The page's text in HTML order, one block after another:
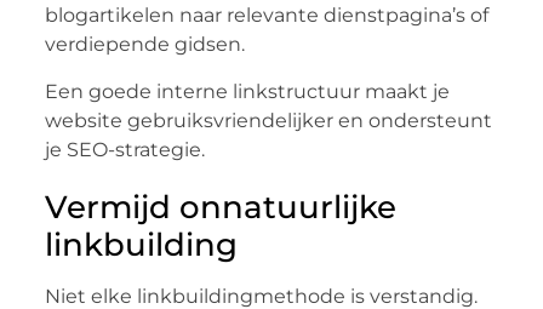
blogartikelen naar relevante dienstpagina’s of
verdiepende gidsen.
Een goede interne linkstructuur maakt je
website gebruiksvriendelijker en ondersteunt
je SEO-strategie.
Vermijd onnatuurlijke
linkbuilding
Niet elke linkbuildingmethode is verstandig.